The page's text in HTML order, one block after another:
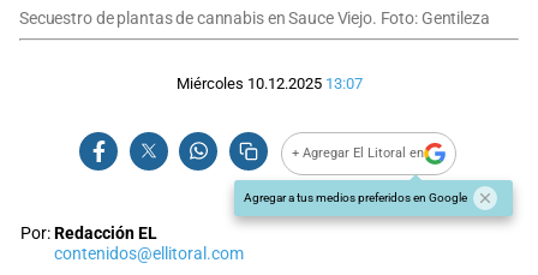
Secuestro de plantas de cannabis en Sauce Viejo. Foto: Gentileza
Miércoles 10.12.2025 13:07
+ Agregar El Litoral en
Agregar a tus medios preferidos en Google
Por:Redacción EL
contenidos@ellitoral.com